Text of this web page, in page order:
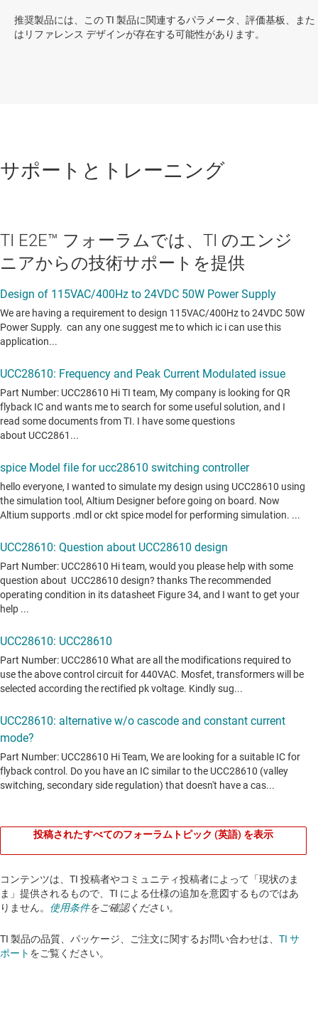
推奨製品には、この TI 製品に関連するパラメータ、評価基板、また
はリファレンス デザインが存在する可能性があります。
サポートとトレーニング
TI E2E™ フォーラムでは、TI のエンジ
ニアからの技術サポートを提供
投稿されたすべてのフォーラムトピック (英語) を表示
コンテンツは、TI 投稿者やコミュニティ投稿者によって「現状のま
ま」提供されるもので、TI による仕様の追加を意図するものではあ
りません。 使用条件をご確認ください。
TI 製品の品質、パッケージ、ご注文に関するお問い合わせは、 TI サ
ポート をご覧ください。​​​​​​​​​​​​​​